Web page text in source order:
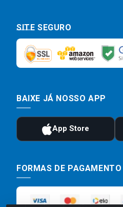
SITE SEGURO
BAIXE JÁ NOSSO APP
FORMAS DE PAGAMENTO